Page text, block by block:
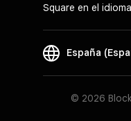
Square en el
España
© 2026